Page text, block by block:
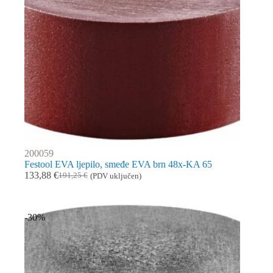
200059
Festool EVA ljepilo, smeđe EVA brn 48x-KA 65
191,25€
Izvorna
je:
191,25 €.
133,88 €Trenutna
133,88 €.
(PDV uključen)
-30%